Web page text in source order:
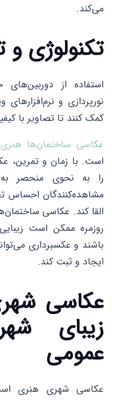
می‌کند.
تکنولوژی
استفاده از دوربین‌های
نورپردازی و
کمک کنند تا تصاویر با
عکاسی ساختمان‌ها هنری
است. با زمان و تمرین،
را به نحوی منحصر
مشاهده‌کنندگان احساس
القا کند. عکاسی
روزمره ممکن است
باشند و عکسبرداری
ایجاد و ثبت کند.
عکاسی
زیبای
عمومی
عکاسی شهری هنری